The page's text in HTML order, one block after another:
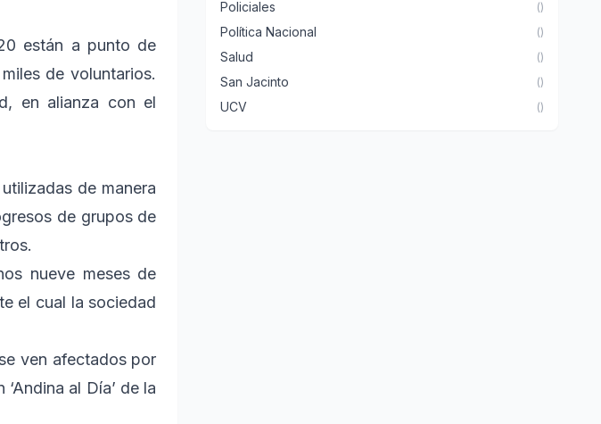
están a punto de
de voluntarios.
en alianza con el
de manera
de grupos de
nueve meses de
el cual la sociedad
ven afectados por
al Día’ de la
Policiales ()
Política Nacional ()
Salud ()
San Jacinto ()
UCV ()